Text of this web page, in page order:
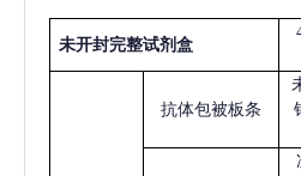
未开封完整试剂盒
抗体包被板条